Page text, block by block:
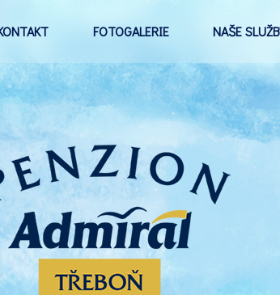
FOTOGALERIE NAŠE